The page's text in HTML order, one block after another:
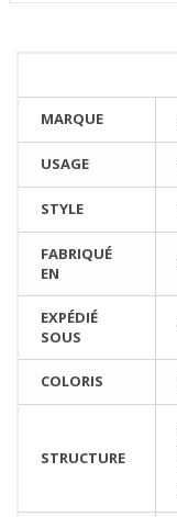
MARQUE
USAGE
STYLE
FABRIQUÉ
EN
EXPÉDIÉ
SOUS
COLORIS
STRUCTURE